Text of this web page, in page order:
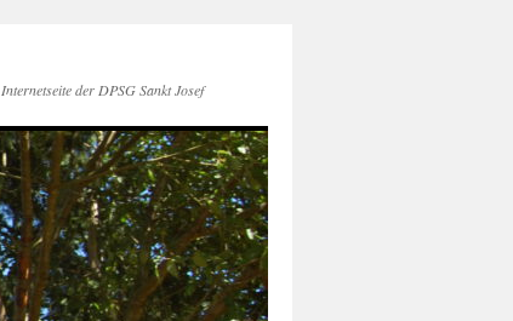
Internetseite der DPSG Sankt Josef